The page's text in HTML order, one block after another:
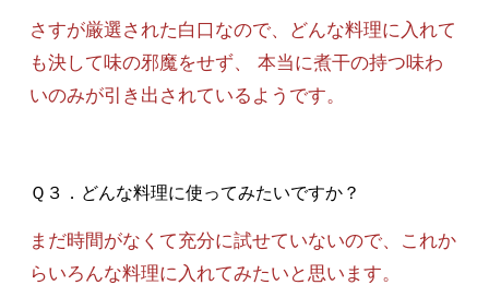
さすが厳選された白口なので、どんな料理に入れて
も決して味の邪魔をせず、 本当に煮干の持つ味わ
いのみが引き出されているようです。
Ｑ３．どんな料理に使ってみたいですか？
まだ時間がなくて充分に試せていないので、これか
らいろんな料理に入れてみたいと思います。